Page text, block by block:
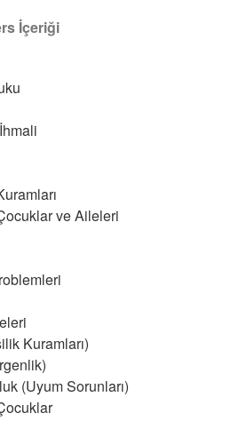
İçeriği
ve Aileleri
Kuramları)
(Uyum Sorunları)